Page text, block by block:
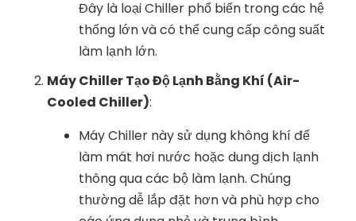
Đây là loại Chiller phổ biến trong các hệ
thống lớn và có thể cung cấp công suất
làm lạnh lớn.
Máy Chiller Tạo Độ Lạnh Bằng Khí (Air-
Cooled Chiller):
Máy Chiller này sử dụng không khí để
làm mát hơi nước hoặc dung dịch lạnh
thông qua các bộ làm lạnh. Chúng
thường dễ lắp đặt hơn và phù hợp cho